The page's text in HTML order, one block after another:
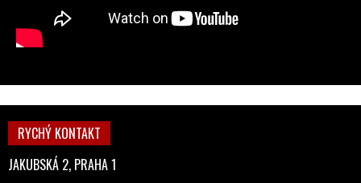
RYCHÝ KONTAKT
JAKUBSKÁ 2, PRAHA 1